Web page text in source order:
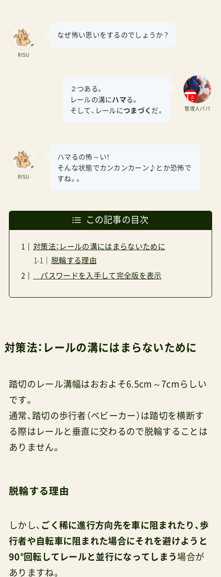
RISU
なぜ怖い思いをするのでしょうか？
管理人パパ
２つある。
レールの溝に ハマる。
そして、レールに つまづく だ。
RISU
ハマるの怖～い！
そんな状態でカンカンカーン♪とか恐怖で
すね。。
この記事の目次
対策法：レールの溝にはまらないために
脱輪する理由
パスワードを入手して完全版を表示
対策法：レールの溝にはまらないために
踏切のレール溝幅はおおよそ6.5cm～7cmらしい
です。
通常、踏切の歩行者（ベビーカー）は踏切を横断す
る際はレールと垂直に交わるので脱輪することは
ありません。
脱輪する理由
しかし、 ごく稀に進行方向先を車に阻まれたり、歩
行者や自転車に阻まれた場合にそれを避けようと
90°回転してレールと並行になってしまう 場合が
ありますね。